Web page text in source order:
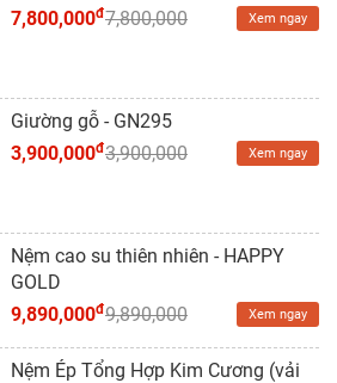
7,800,000đ7,800,000 Xem ngay
Giường gỗ - GN295
3,900,000đ3,900,000 Xem ngay
Nệm cao su thiên nhiên - HAPPY
GOLD
9,890,000đ9,890,000 Xem ngay
Nệm Ép Tổng Hợp Kim Cương (vải